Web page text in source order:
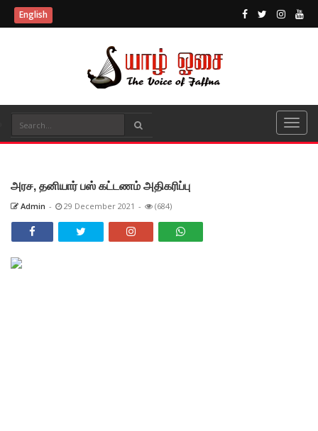
English
அரச, தனியார் பஸ் கட்டணம் அதிகரிப்பு
Admin - 29 December 2021 - (684)